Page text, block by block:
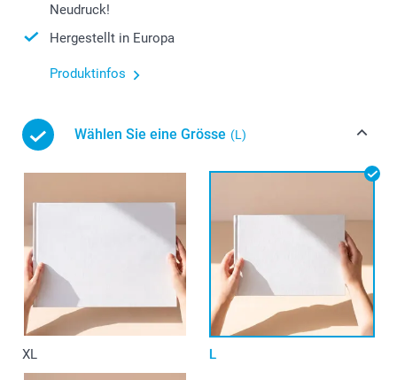
Neudruck!
Hergestellt in Europa
Produktinfos
Wählen Sie eine Grösse (L)
XL L